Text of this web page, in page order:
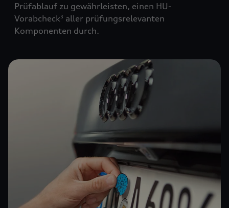
Prüfablauf zu gewährleisten, einen HU-
Vorabcheck3 aller prüfungsrelevanten
Komponenten durch.